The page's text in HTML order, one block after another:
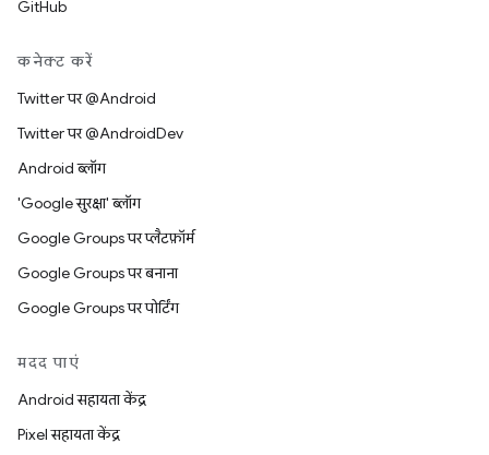
GitHub
कनेक्ट करें
Twitter पर @Android
Twitter पर @AndroidDev
Android ब्लॉग
'Google सुरक्षा' ब्लॉग
Google Groups पर प्लैटफ़ॉर्म
Google Groups पर बनाना
Google Groups पर पोर्टिंग
मदद पाएं
Android सहायता केंद्र
Pixel सहायता केंद्र